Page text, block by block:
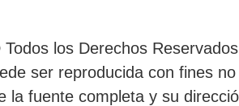
los Derechos
ser reproducida con fines
la fuente completa y su